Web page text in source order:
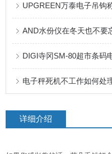
UPGREEN万泰电子吊钩
AND水份仪在冬天也不要
DIGI寺冈SM-80超市条码
电子秤死机不工作如何处
详细介绍